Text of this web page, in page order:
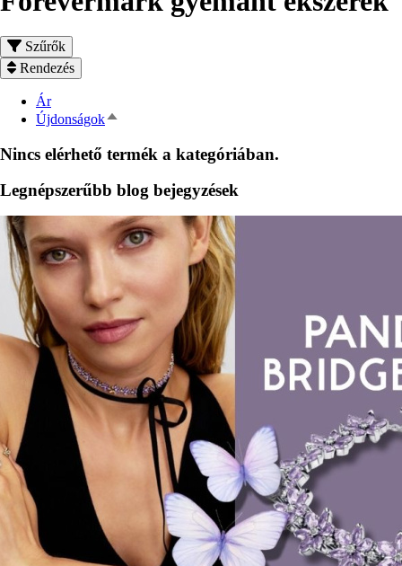
Szűrők
Rendezés
Ár
ÚjdonságokCsökkenő
Nincs elérhető termék a kategóriában.
Legnépszerűbb blog bejegyzések